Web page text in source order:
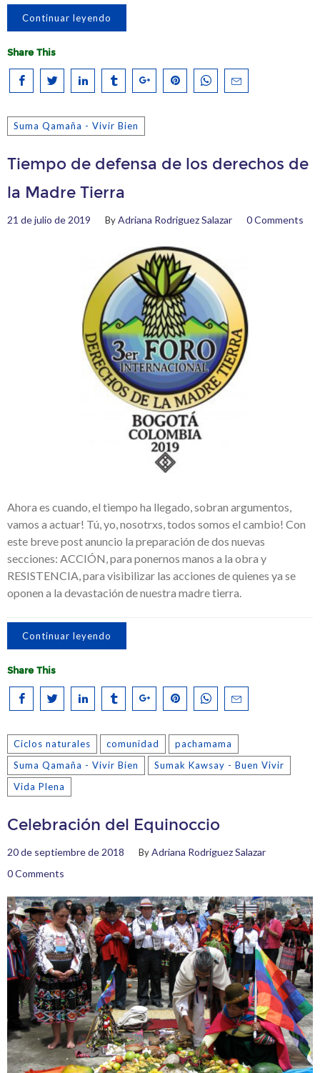
Continuar leyendo
Share This
Suma Qamaña - Vivir Bien
Tiempo de defensa de los derechos de
la Madre Tierra
21 de julio de 2019 ByAdriana Rodriguez Salazar 0 Comments
Ahora es cuando, el tiempo ha llegado, sobran argumentos,
vamos a actuar! Tú, yo, nosotrxs, todos somos el cambio! Con
este breve post anuncio la preparación de dos nuevas
secciones: ACCIÓN, para ponernos manos a la obra y
RESISTENCIA, para visibilizar las acciones de quienes ya se
oponen a la devastación de nuestra madre tierra.
Continuar leyendo
Share This
Ciclos naturales comunidad
pachamama
Suma Qamaña - Vivir Bien
Sumak Kawsay - Buen Vivir
Vida Plena
Celebración del Equinoccio
20 de septiembre de 2018 ByAdriana Rodriguez Salazar
0 Comments